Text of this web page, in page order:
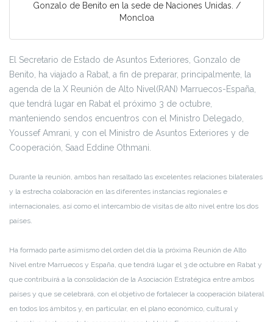
Gonzalo de Benito en la sede de Naciones Unidas. /
Moncloa
El Secretario de Estado de Asuntos Exteriores, Gonzalo de
Benito, ha viajado a Rabat, a fin de preparar, principalmente, la
agenda de la X Reunión de Alto Nivel(RAN) Marruecos-España,
que tendrá lugar en Rabat el próximo 3 de octubre,
manteniendo sendos encuentros con el Ministro Delegado,
Youssef Amrani, y con el Ministro de Asuntos Exteriores y de
Cooperación, Saad Eddine Othmani.
Durante la reunión, ambos han resaltado las excelentes relaciones bilaterales
y la estrecha colaboración en las diferentes instancias regionales e
internacionales, así como el intercambio de visitas de alto nivel entre los dos
países.
Ha formado parte asimismo del orden del día la próxima Reunión de Alto
Nivel entre Marruecos y España, que tendrá lugar el 3 de octubre en Rabat y
que contribuirá a la consolidación de la Asociación Estratégica entre ambos
países y que se celebrará, con el objetivo de fortalecer la cooperación bilateral
en todos los ámbitos y, en particular, en el plano económico, cultural y